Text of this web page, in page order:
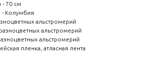
- 70 см
- Колумбия
альстромерий
альстромерий
альстромерий
пленка, атласная лента